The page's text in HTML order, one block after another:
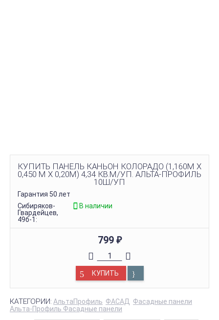
КУПИТЬ ПАНЕЛЬ КАНЬОН КОЛОРАДО (1,160М Х
0,450 М Х 0,20М) 4,34 КВ.М/УП. АЛЬТА-ПРОФИЛЬ
10Ш/УП
Гарантия 50 лет
Сибиряков-
Гвардейцев,
49б-1:
В наличии
799 ₽
КУПИТЬ
КАТЕГОРИИ: АльтаПрофиль ФАСАД
Фасадные панели
Альта-Профиль Фасадные панели